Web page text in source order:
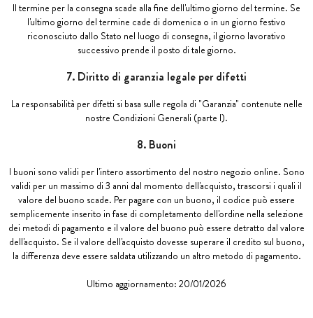
Il termine per la consegna scade alla fine dell'ultimo giorno del termine. Se
l'ultimo giorno del termine cade di domenica o in un giorno festivo
riconosciuto dallo Stato nel luogo di consegna, il giorno lavorativo
successivo prende il posto di tale giorno.
7. Diritto di garanzia legale per difetti
La responsabilità per difetti si basa sulle regola di "Garanzia" contenute nelle
nostre Condizioni Generali (parte I).
8. Buoni
I buoni sono validi per l'intero assortimento del nostro negozio online. Sono
validi per un massimo di 3 anni dal momento dell'acquisto, trascorsi i quali il
valore del buono scade. Per pagare con un buono, il codice può essere
semplicemente inserito in fase di completamento dell'ordine nella selezione
dei metodi di pagamento e il valore del buono può essere detratto dal valore
dell'acquisto. Se il valore dell'acquisto dovesse superare il credito sul buono,
la differenza deve essere saldata utilizzando un altro metodo di pagamento.
Ultimo aggiornamento: 20/01/2026